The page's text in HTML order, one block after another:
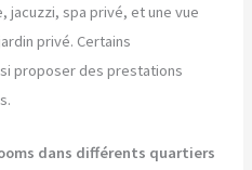
jacuzzi, spa privé, et une vue
privé. Certains
proposer des prestations
dans différents quartiers